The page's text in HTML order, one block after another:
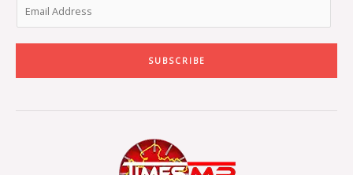
SUBSCRIBE